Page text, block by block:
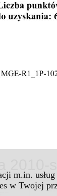
m.in.
w Twojej